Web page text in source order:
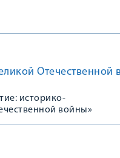
Отечественной
историко-
войны»